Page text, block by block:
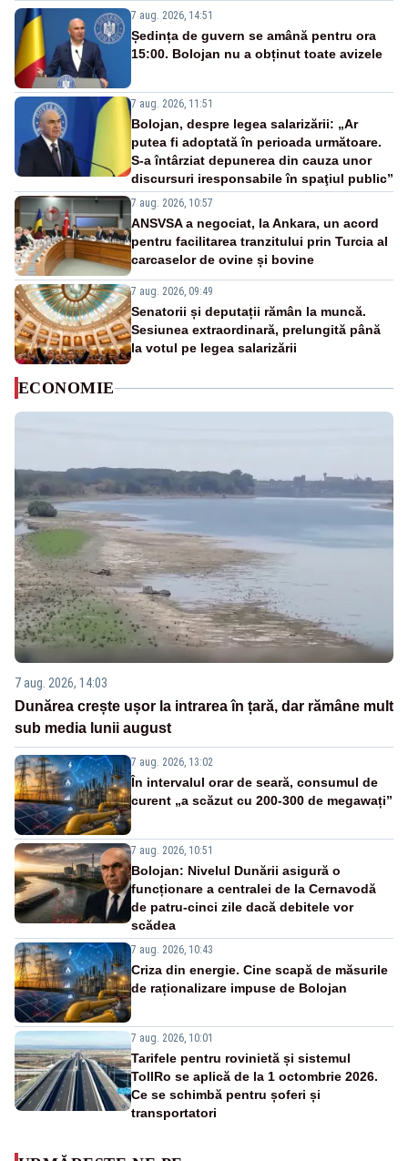
7 aug. 2026, 14:51
Ședința de guvern se amână pentru ora
15:00. Bolojan nu a obținut toate avizele
7 aug. 2026, 11:51
Bolojan, despre legea salarizării: „Ar
putea fi adoptată în perioada următoare.
S-a întârziat depunerea din cauza unor
discursuri iresponsabile în spaţiul public”
7 aug. 2026, 10:57
ANSVSA a negociat, la Ankara, un acord
pentru facilitarea tranzitului prin Turcia al
carcaselor de ovine și bovine
7 aug. 2026, 09:49
Senatorii și deputații rămân la muncă.
Sesiunea extraordinară, prelungită până
la votul pe legea salarizării
ECONOMIE
7 aug. 2026, 14:03
Dunărea crește ușor la intrarea în țară, dar rămâne mult
sub media lunii august
7 aug. 2026, 13:02
În intervalul orar de seară, consumul de
curent „a scăzut cu 200-300 de megawați”
7 aug. 2026, 10:51
Bolojan: Nivelul Dunării asigură o
funcționare a centralei de la Cernavodă
de patru-cinci zile dacă debitele vor
scădea
7 aug. 2026, 10:43
Criza din energie. Cine scapă de măsurile
de raționalizare impuse de Bolojan
7 aug. 2026, 10:01
Tarifele pentru rovinietă și sistemul
TollRo se aplică de la 1 octombrie 2026.
Ce se schimbă pentru șoferi și
transportatori